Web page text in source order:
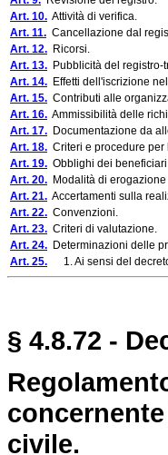
Art. 10. Attività di verifica.
Art. 11. Cancellazione dal
Art. 12. Ricorsi.
Art. 13. Pubblicità del registro-
Art. 14. Effetti dell'iscrizione
Art. 15. Contributi alle
Art. 16. Ammissibilità delle
Art. 17. Documentazione da
Art. 18. Criteri e procedure
Art. 19. Obblighi dei
Art. 20. Modalità di
Art. 21. Accertamenti sulla
Art. 22. Convenzioni.
Art. 23. Criteri di valutazione.
Art. 24. Determinazioni delle
Art. 25. 1. Ai sensi del
§ 4.8.72 -
civile.